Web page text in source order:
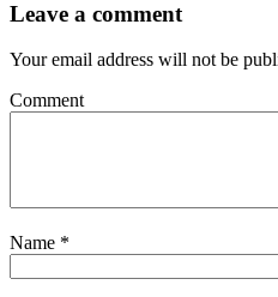
Leave a comment
Your email address will not be
Comment
Name *